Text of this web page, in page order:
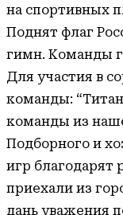
на спортивных
Поднят флаг
гимн. Команды
Для участия в
команды:
команды из
Подборного и
игр благодарят
приехали из
дань уважения